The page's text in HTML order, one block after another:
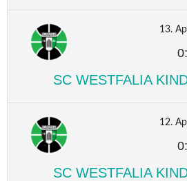
13.
SC WESTFALIA
12.
SC WESTFALIA